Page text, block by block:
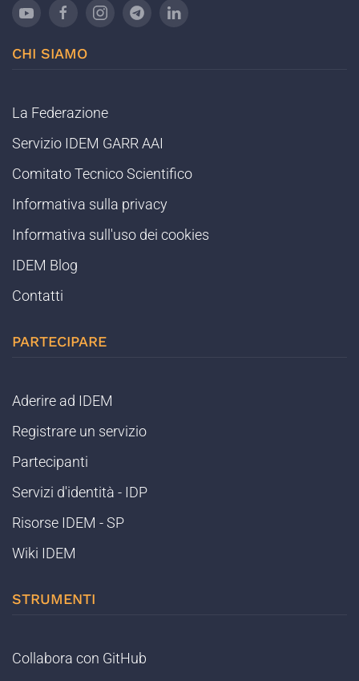
CHI SIAMO
La Federazione
Servizio IDEM GARR AAI
Comitato Tecnico Scientifico
Informativa sulla privacy
Informativa sull'uso dei cookies
IDEM Blog
Contatti
PARTECIPARE
Aderire ad IDEM
Registrare un servizio
Partecipanti
Servizi d'identità - IDP
Risorse IDEM - SP
Wiki IDEM
STRUMENTI
Collabora con GitHub